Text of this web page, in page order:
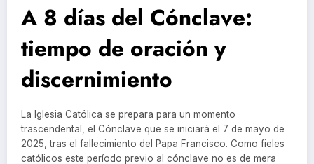
A 8 días del Cónclave:
tiempo de oración y
discernimiento
La Iglesia Católica se prepara para un momento
trascendental, el Cónclave que se iniciará el 7 de mayo de
2025, tras el fallecimiento del Papa Francisco. Como fieles
católicos este período previo al cónclave no es de mera